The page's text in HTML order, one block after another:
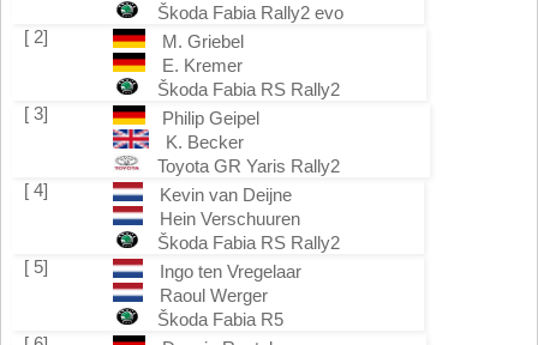
Škoda Fabia Rally2 evo
[ 2]
M. Griebel
E. Kremer
Škoda Fabia RS Rally2
[ 3]
Philip Geipel
K. Becker
Toyota GR Yaris Rally2
[ 4]
Kevin van Deijne
Hein Verschuuren
Škoda Fabia RS Rally2
[ 5]
Ingo ten Vregelaar
Raoul Werger
Škoda Fabia R5